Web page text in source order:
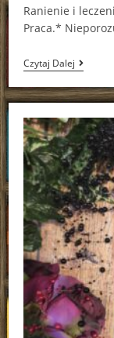
Ranienie i
Praca.*
Czytaj DalejGin
Fling
Claire
Score